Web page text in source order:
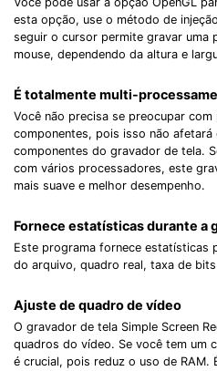
esta opção, use o método de
seguir o cursor permite gravar uma
mouse, dependendo da altura e
É totalmente multi-
Você não precisa se preocupar
componentes, pois isso não afetará
componentes do gravador de tela.
com vários processadores, este
mais suave e melhor desempenho.
Fornece estatísticas durante a
Este programa fornece estatísticas
do arquivo, quadro real, taxa de
Ajuste de quadro de vídeo
O gravador de tela Simple Screen
quadros do vídeo. Se você tem um
é crucial, pois reduz o uso de RAM.